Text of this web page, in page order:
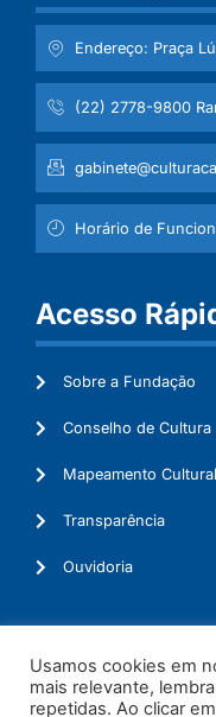
Endereço: Praça
(22) 2778-9800
Horário de
Acesso
Sobre a Fundação
Conselho de Cultura
Mapeamento Cultural
Transparência
Ouvidoria
© 2026.
Usamos cookies em
mais relevante,
repetidas. Ao clicar